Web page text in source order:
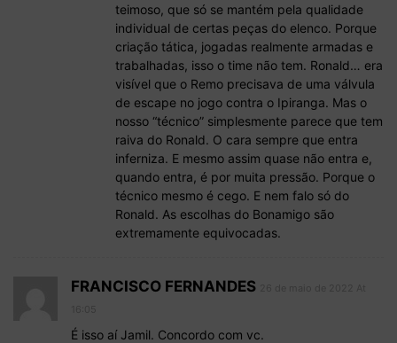
teimoso, que só se mantém pela qualidade
individual de certas peças do elenco. Porque
criação tática, jogadas realmente armadas e
trabalhadas, isso o time não tem. Ronald… era
visível que o Remo precisava de uma válvula
de escape no jogo contra o Ipiranga. Mas o
nosso “técnico” simplesmente parece que tem
raiva do Ronald. O cara sempre que entra
inferniza. E mesmo assim quase não entra e,
quando entra, é por muita pressão. Porque o
técnico mesmo é cego. E nem falo só do
Ronald. As escolhas do Bonamigo são
extremamente equivocadas.
FRANCISCO FERNANDES
É isso aí Jamil. Concordo com vc.